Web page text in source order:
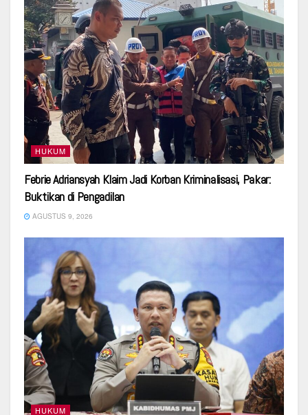
HUKUM
Febrie Adriansyah Klaim Jadi Korban Kriminalisasi, Pakar:
Buktikan di Pengadilan
AGUSTUS 9, 2026
HUKUM